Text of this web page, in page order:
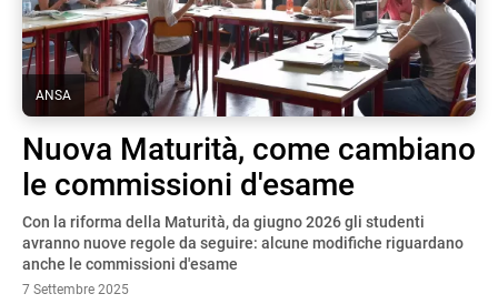
ANSA
Nuova Maturità, come cambiano
le commissioni d'esame
Con la riforma della Maturità, da giugno 2026 gli studenti
avranno nuove regole da seguire: alcune modifiche riguardano
anche le commissioni d'esame
7 Settembre 2025